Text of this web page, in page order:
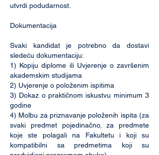
utvrdi podudarnost.
Dokumentacija
Svaki kandidat je potrebno da dostavi
sledeću dokumentaciju:
1) Kopiju diplome ili Uvjerenje o završenim
akademskim studijama
2) Uvjerenje o položenim ispitima
3) Dokaz o praktičnom iskustvu minimum 3
godine
4) Molbu za priznavanje položenih ispita (za
svaki predmet pojedinačno, za predmete
koje ste polagali na Fakultetu i koji su
kompatibilni sa predmetima koji su